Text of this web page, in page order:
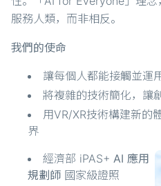
服務人類，而非相反。
我們的使命
讓每個人都能接觸並運
將複雜的技術簡化，讓
用VR/XR技術構建新的
界
經濟部 iPAS+ AI 應用
規劃師 國家級證照